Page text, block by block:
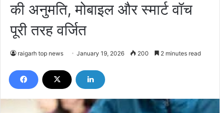
की अनुमति, मोबाइल और स्मार्ट वॉच
पूरी तरह वर्जित
raigarh top news January 19, 2026 200 2 minutes read